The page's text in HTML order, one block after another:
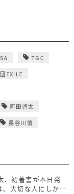
TGC
EXILE
町田啓太
長谷川慎
、初著書が本日発
大切な人にしかで